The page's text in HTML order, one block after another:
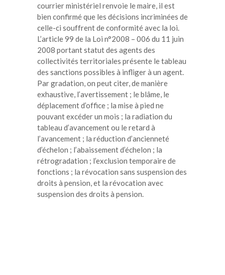
courrier ministériel renvoie le maire, il est
bien confirmé que les décisions incriminées de
celle-ci souffrent de conformité avec la loi.
L’article 99 de la Loi n°2008 – 006 du 11 juin
2008 portant statut des agents des
collectivités territoriales présente le tableau
des sanctions possibles à infliger à un agent.
Par gradation, on peut citer, de manière
exhaustive, l’avertissement ; le blâme, le
déplacement d’office ; la mise à pied ne
pouvant excéder un mois ; la radiation du
tableau d’avancement ou le retard à
l’avancement ; la réduction d’ancienneté
d’échelon ; l’abaissement d’échelon ; la
rétrogradation ; l’exclusion temporaire de
fonctions ; la révocation sans suspension des
droits à pension, et la révocation avec
suspension des droits à pension.